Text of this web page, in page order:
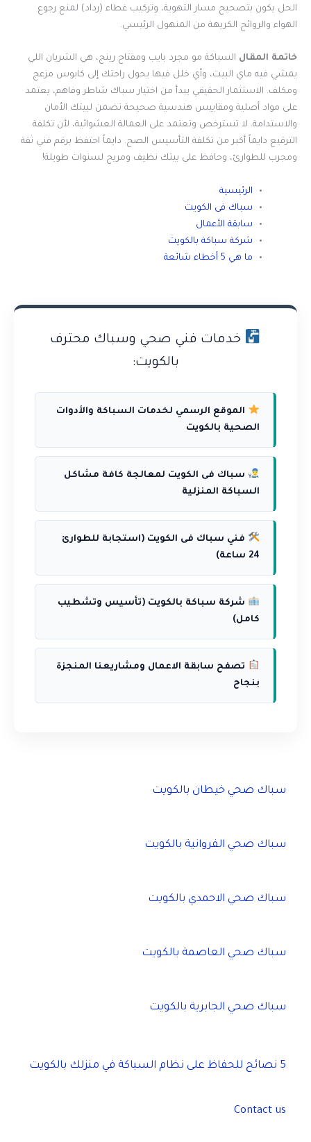
الحل يكون بتصحيح مسار التهوية، وتركيب غطاء (رداد) لمنع رجوع
الهواء والروائح الكريهة من المنهول الرئيسي.
خاتمة المقال السباكة مو مجرد بايب ومفتاح رينج، هي الشريان اللي
يمشي فيه ماي البيت، وأي خلل فيها يحول راحتك إلى كابوس مزعج
ومكلف. الاستثمار الحقيقي يبدأ من اختيار سباك شاطر وفاهم، يعتمد
على مواد أصلية ومقاييس هندسية صحيحة تضمن لبيتك الأمان
والاستدامة. لا تسترخص وتعتمد على العمالة العشوائية، لأن تكلفة
الترقيع دايماً أكبر من تكلفة التأسيس الصح. دايماً احتفظ برقم فني ثقة
ومجرب للطوارئ، وحافظ على بيتك نظيف ومريح لسنوات طويلة!
الرئيسية
سباك فى الكويت
سابقة الأعمال
شركة سباكة بالكويت
ما هي 5 أخطاء شائعة
خدمات فني صحي وسباك محترف
بالكويت:
الموقع الرسمي لخدمات السباكة والأدوات
الصحية بالكويت
سباك فى الكويت لمعالجة كافة مشاكل
السباكة المنزلية
فني سباك فى الكويت (استجابة للطوارئ
24 ساعة)
شركة سباكة بالكويت (تأسيس وتشطيب
كامل)
تصفح سابقة الاعمال ومشاريعنا المنجزة
بنجاح
سباك صحي خيطان بالكويت
سباك صحي الفروانية بالكويت
سباك صحي الاحمدي بالكويت
سباك صحي العاصمة بالكويت
سباك صحي الجابرية بالكويت
5 نصائح للحفاظ على نظام السباكة في منزلك بالكويت
Contact us